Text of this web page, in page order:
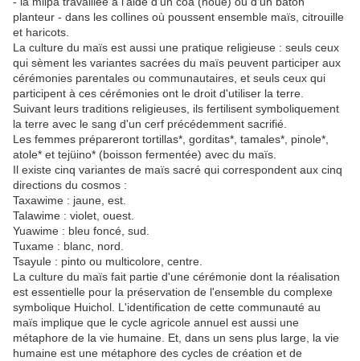
planteur - dans les collines où poussent ensemble maïs, citrouille
et haricots.
La culture du maïs est aussi une pratique religieuse : seuls ceux
qui sèment les variantes sacrées du maïs peuvent participer aux
cérémonies parentales ou communautaires, et seuls ceux qui
participent à ces cérémonies ont le droit d'utiliser la terre.
Suivant leurs traditions religieuses, ils fertilisent symboliquement
la terre avec le sang d'un cerf précédemment sacrifié.
Les femmes prépareront tortillas*, gorditas*, tamales*, pinole*,
atole* et tejüino* (boisson fermentée) avec du maïs.
Il existe cinq variantes de maïs sacré qui correspondent aux cinq
directions du cosmos :
Taxawime : jaune, est.
Talawime : violet, ouest.
Yuawime : bleu foncé, sud.
Tuxame : blanc, nord.
Tsayule : pinto ou multicolore, centre.
La culture du maïs fait partie d'une cérémonie dont la réalisation
est essentielle pour la préservation de l'ensemble du complexe
symbolique Huichol. L'identification de cette communauté au
maïs implique que le cycle agricole annuel est aussi une
métaphore de la vie humaine. Et, dans un sens plus large, la vie
humaine est une métaphore des cycles de création et de